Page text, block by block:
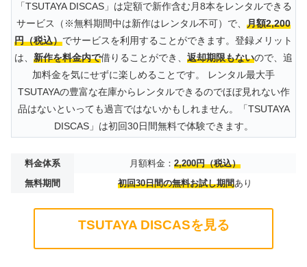
「TSUTAYA DISCAS」は定額で新作含む月8本をレンタルできる
サービス（※無料期間中は新作はレンタル不可）で、 月額2,200
円（税込）でサービスを利用することができます。登録メリット
は、 新作を料金内で借りることができ、 返却期限もないので、追
加料金を気にせずに楽しめることです。 レンタル最大手
TSUTAYAの豊富な在庫からレンタルできるのでほぼ見れない作
品はないといっても過言ではないかもしれません。「TSUTAYA
DISCAS」は初回30日間無料で体験できます。
料金体系 月額料金： 2,200円（税込）
無料期間
初回30日間の無料お試し期間あり
TSUTAYA DISCASを見る